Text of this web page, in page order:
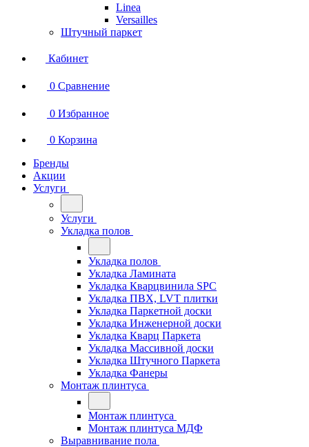
Linea
Versailles
Штучный паркет
Кабинет
0 Сравнение
0 Избранное
0 Корзина
Бренды
Акции
Услуги
Услуги
Укладка полов
Укладка полов
Укладка Ламината
Укладка Кварцвинила SPC
Укладка ПВХ, LVT плитки
Укладка Паркетной доски
Укладка Инженерной доски
Укладка Кварц Паркета
Укладка Массивной доски
Укладка Штучного Паркета
Укладка Фанеры
Монтаж плинтуса
Монтаж плинтуса
Монтаж плинтуса МДФ
Выравнивание пола